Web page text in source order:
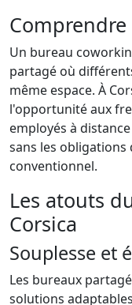
Un bureau
partagé où
même espace. À
l'opportunité aux
employés à
sans les
conventionnel.
Les atouts
Corsica
Souplesse et
Les bureaux
solutions